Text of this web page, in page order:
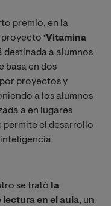
premio, en la
proyecto ‘Vitamina
destinada a alumnos
basa en dos
proyectos y
a los alumnos
a en lugares
permite el desarrollo
se trató Ia
en el aula, un